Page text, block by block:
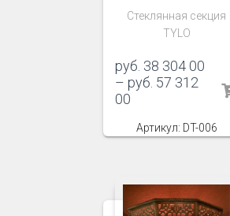
Стеклянная секция
TYLO
руб. 38 304 00
– руб. 57 312
00
Артикул: DT-006